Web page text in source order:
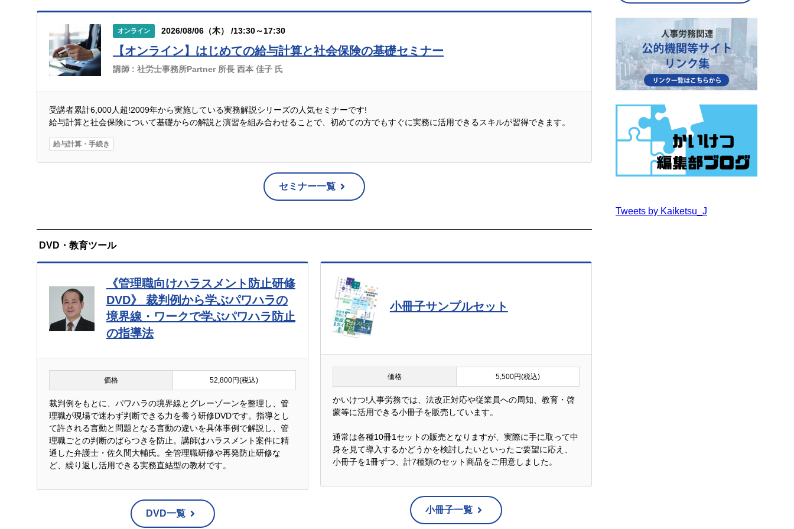
オンライン 2026/08/06（木） /13:30～17:30
【オンライン】はじめての給与計算と社会保険の基礎セミナー
講師 : 社労士事務所Partner 所長 西本 佳子 氏
受講者累計6,000人超!2009年から実施している実務解説シリーズの人気セミナーです!
給与計算と社会保険について基礎からの解説と演習を組み合わせることで、初めての方でもすぐに実務に活用できるスキルが習得できます。
給与計算・手続き
セミナー一覧
DVD・教育ツール
《管理職向けハラスメント防止研修
DVD》 裁判例から学ぶパワハラの
境界線・ワークで学ぶパワハラ防止
の指導法
価格 52,800円(税込)
裁判例をもとに、パワハラの境界線とグレーゾーンを整理し、管
理職が現場で迷わず判断できる力を養う研修DVDです。指導とし
て許される言動と問題となる言動の違いを具体事例で解説し、管
理職ごとの判断のばらつきを防止。講師はハラスメント案件に精
通した弁護士・佐久間大輔氏。全管理職研修や再発防止研修な
ど、繰り返し活用できる実務直結型の教材です。
DVD一覧
小冊子サンプルセット
価格 5,500円(税込)
かいけつ!人事労務では、法改正対応や従業員への周知、教育・啓
蒙等に活用できる小冊子を販売しています。
通常は各種10冊1セットの販売となりますが、実際に手に取って中
身を見て導入するかどうかを検討したいといったご要望に応え、
小冊子を1冊ずつ、計7種類のセット商品をご用意しました。
小冊子一覧
Tweets by Kaiketsu_J